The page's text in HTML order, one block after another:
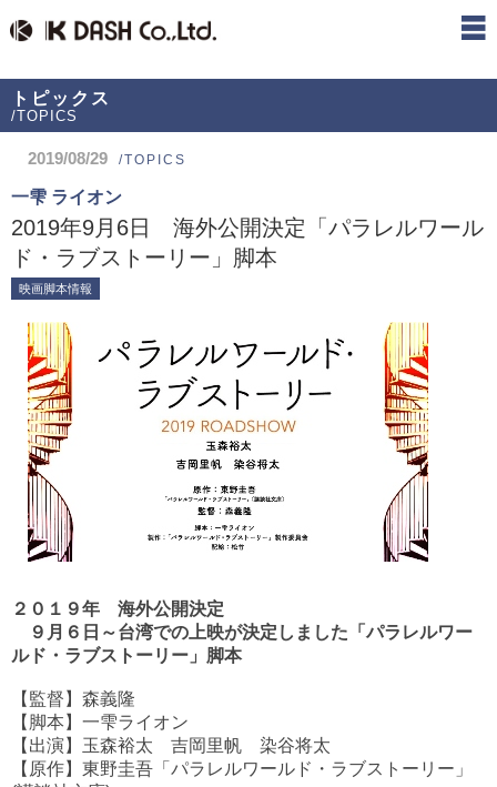
トピックス
/TOPICS
2019/08/29 /TOPICS
一雫 ライオン
2019年9月6日 海外公開決定「パラレルワール
ド・ラブストーリー」脚本
映画脚本情報
２０１９年 海外公開決定
９月６日～台湾での上映が決定しました「パラレルワー
ルド・ラブストーリー」脚本
【監督】森義隆
【脚本】一雫ライオン
【出演】玉森裕太 吉岡里帆 染谷将太
【原作】東野圭吾「パラレルワールド・ラブストーリー」